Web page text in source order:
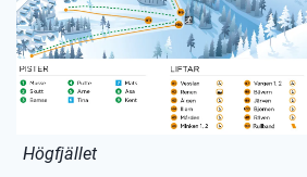
Högfjället